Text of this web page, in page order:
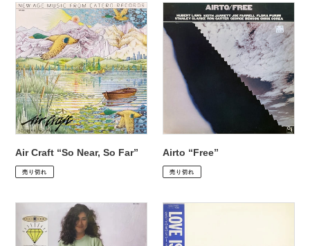
格
Air
Craft
“So
Near,
So
Far”
Air Craft “So Near, So Far”
通
常
¥2,530
売り切れ
Airto
“Free”
Airto “Free”
通
常
格
¥2,200
売り切れ
Yano
Akira
Wada
with